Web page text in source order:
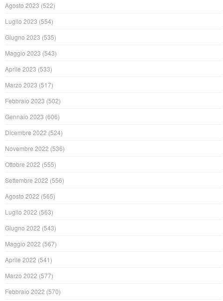
Agosto 2023 (522)
Luglio 2023 (554)
Giugno 2023 (535)
Maggio 2023 (543)
Aprile 2023 (533)
Marzo 2023 (517)
Febbraio 2023 (502)
Gennaio 2023 (606)
Dicembre 2022 (524)
Novembre 2022 (536)
Ottobre 2022 (555)
Settembre 2022 (556)
Agosto 2022 (565)
Luglio 2022 (563)
Giugno 2022 (543)
Maggio 2022 (567)
Aprile 2022 (541)
Marzo 2022 (577)
Febbraio 2022 (570)